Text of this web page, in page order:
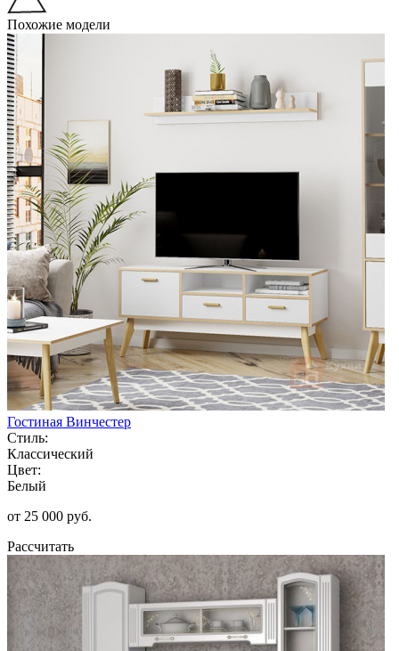
Похожие модели
Гостиная Винчестер
Стиль:
Классический
Цвет:
Белый
от 25 000 руб.
Рассчитать